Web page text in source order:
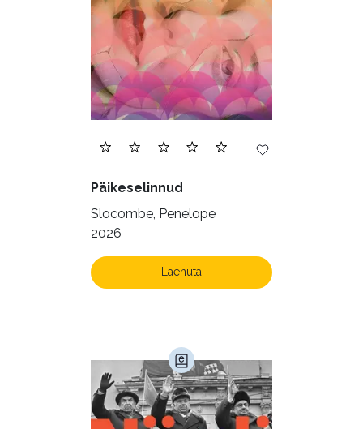
Päikeselinnud
Slocombe, Penelope
2026
Laenuta